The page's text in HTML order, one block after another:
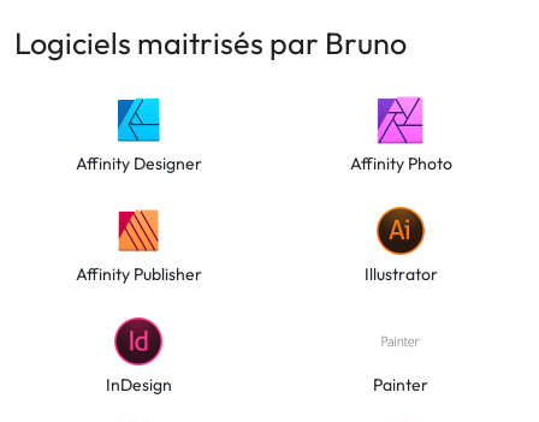
Logiciels maitrisés par Bruno
Affinity Designer Affinity Photo
Affinity Publisher Illustrator
InDesign Painter